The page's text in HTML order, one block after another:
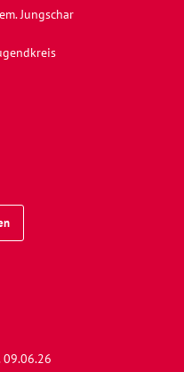
Jungschar
09.06.26